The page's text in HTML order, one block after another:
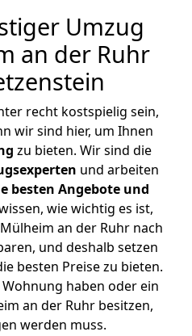
Umzug
an der Ruhr
recht kostspielig sein,
wir sind hier, um Ihnen
zu bieten. Wir sind die
und arbeiten
besten Angebote und
wie wichtig es ist,
an der Ruhr nach
und deshalb setzen
besten Preise zu bieten.
haben oder ein
an der Ruhr besitzen,
werden muss.